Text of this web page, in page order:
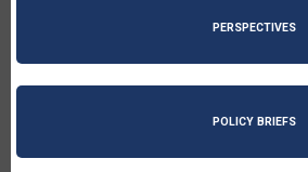
PERSPECTIVES
POLICY BRIEFS